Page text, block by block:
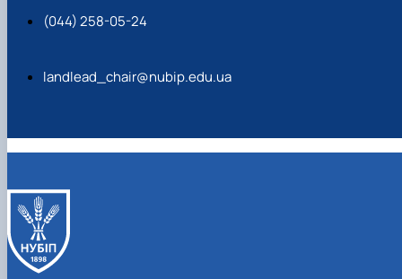
(044) 258-05-24
landlead_chair@nubip.edu.ua